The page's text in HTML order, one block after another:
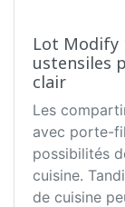
Lot Modify
ustensiles
clair
Les
avec porte-
possibilités
cuisine.
de cuisine